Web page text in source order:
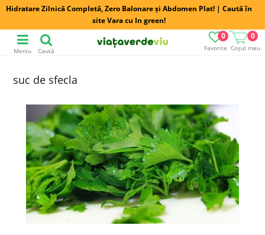
Hidratare Zilnică Completă, Zero Balonare și Abdomen Plat! | Caută în
site Vara cu In green!
Favorite
0
Coșul meu
0
Meniu Caută
suc de sfecla